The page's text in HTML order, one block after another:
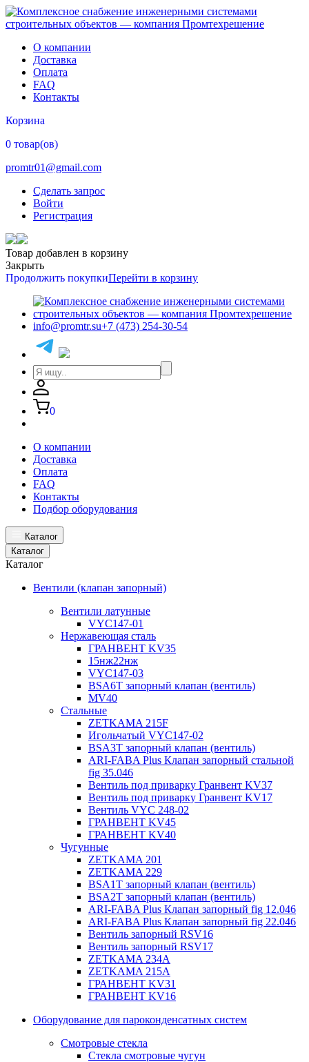
О компании
Доставка
Оплата
FAQ
Контакты
Корзина
0 товар(ов)
promtr01@gmail.com
Сделать запрос
Войти
Регистрация
Товар добавлен в корзину
Закрыть
Продолжить покупкиПерейти в корзину
info@promtr.su+7 (473) 254-30-54
0
О компании
Доставка
Оплата
FAQ
Контакты
Подбор оборудования
Каталог
Каталог
Каталог
Вентили (клапан запорный)
Вентили латунные
VYC147-01
Нержавеющая сталь
ГРАНВЕНТ KV35
15нж22нж
VYC147-03
BSA6T запорный клапан (вентиль)
MV40
Стальные
ZETKAMA 215F
Игольчатый VYC147-02
BSA3T запорный клапан (вентиль)
ARI-FABA Plus Клапан запорный стальной
fig 35.046
Вентиль под приварку Гранвент KV37
Вентиль под приварку Гранвент KV17
Вентиль VYC 248-02
ГРАНВЕНТ KV45
ГРАНВЕНТ KV40
Чугунные
ZETKAMA 201
ZETKAMA 229
BSA1T запорный клапан (вентиль)
BSA2T запорный клапан (вентиль)
ARI-FABA Plus Клапан запорный fig 12.046
ARI-FABA Plus Клапан запорный fig 22.046
Вентиль запорный RSV16
Вентиль запорный RSV17
ZETKAMA 234A
ZETKAMA 215A
ГРАНВЕНТ KV31
ГРАНВЕНТ KV16
Оборудование для пароконденсатных систем
Смотровые стекла
Стекла смотровые чугун